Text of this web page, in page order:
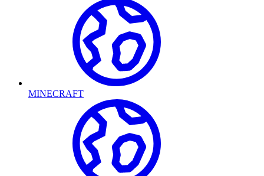
MINECRAFT